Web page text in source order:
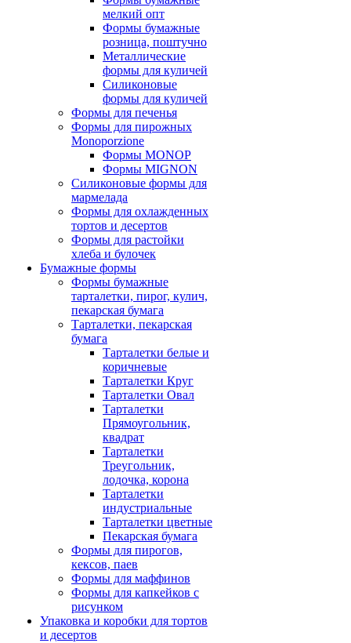
мелкий опт
Формы бумажные
розница, поштучно
Металлические
формы для куличей
Силиконовые
формы для куличей
Формы для печенья
Формы для пирожных
Monoporzione
Формы MONOP
Формы MIGNON
Силиконовые формы для
мармелада
Формы для oхлажденных
тортов и десертов
Формы для растойки
хлеба и булочек
Бумажные формы
Формы бумажные
тарталетки, пирог, кулич,
пекарская бумага
Тарталетки, пекарская
бумага
Тарталетки белые и
коричневые
Тарталетки Круг
Тарталетки Овал
Тарталетки
Прямоугольник,
квадрат
Тарталетки
Треугольник,
лодочка, корона
Тарталетки
индустриальные
Тарталетки цветные
Пекарская бумага
Формы для пирогов,
кексов, паев
Формы для маффинов
Формы для капкейков с
рисунком
Упаковка и коробки для тортов
и десертов